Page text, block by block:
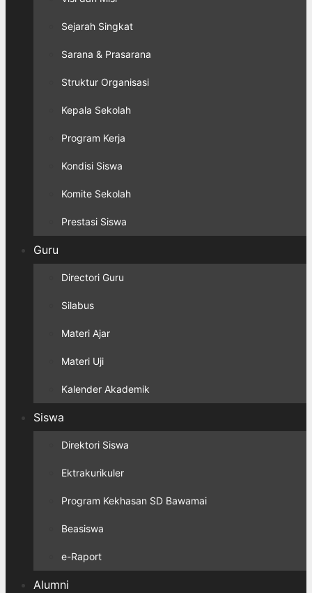
Sejarah Singkat
Sarana & Prasarana
Struktur Organisasi
Kepala Sekolah
Program Kerja
Kondisi Siswa
Komite Sekolah
Prestasi Siswa
Guru
Directori Guru
Silabus
Materi Ajar
Materi Uji
Kalender Akademik
Siswa
Direktori Siswa
Ektrakurikuler
Program Kekhasan SD Bawamai
Beasiswa
e-Raport
Alumni